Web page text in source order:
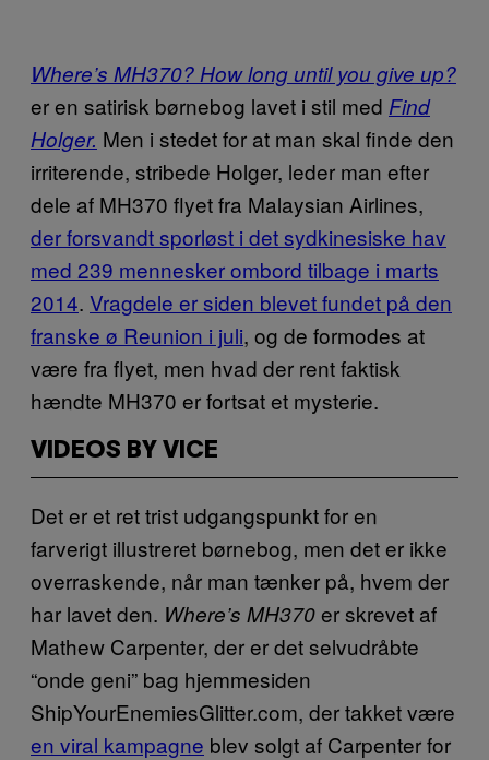
Where’s MH370? How long until you give up?
er en satirisk børnebog lavet i stil med Find
Holger. Men i stedet for at man skal finde den
irriterende, stribede Holger, leder man efter
dele af MH370 flyet fra Malaysian Airlines,
der forsvandt sporløst i det sydkinesiske hav
med 239 mennesker ombord tilbage i marts
2014. Vragdele er siden blevet fundet på den
franske ø Reunion i juli, og de formodes at
være fra flyet, men hvad der rent faktisk
hændte MH370 er fortsat et mysterie.
VIDEOS BY VICE
Det er et ret trist udgangspunkt for en
farverigt illustreret børnebog, men det er ikke
overraskende, når man tænker på, hvem der
har lavet den. Where’s MH370er skrevet af
Mathew Carpenter, der er det selvudråbte
“onde geni” bag hjemmesiden
ShipYourEnemiesGlitter.com, der takket være
en viral kampagne blev solgt af Carpenter for